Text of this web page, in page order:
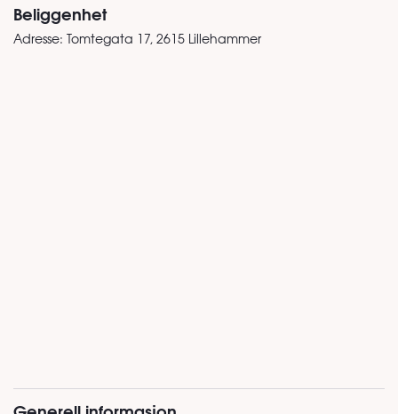
Beliggenhet
Adresse: Tomtegata 17, 2615 Lillehammer